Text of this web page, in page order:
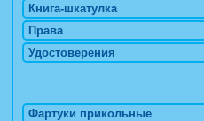
Книга-шкатулка
Права
Удостоверения
Фартуки прикольные